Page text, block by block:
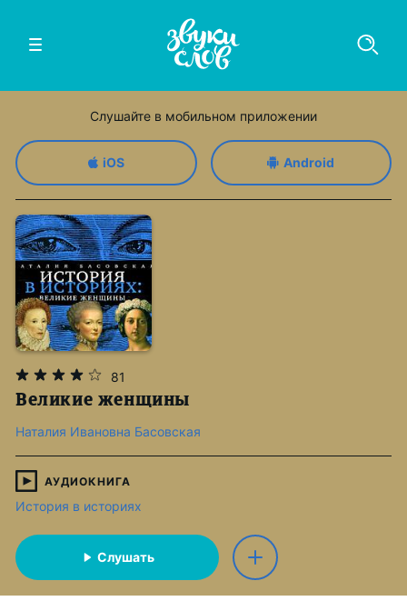
Слушайте в мобильном приложении
iOS Android
81
Великие женщины
Наталия Ивановна Басовская
АУДИОКНИГА
История в историях
Слушать